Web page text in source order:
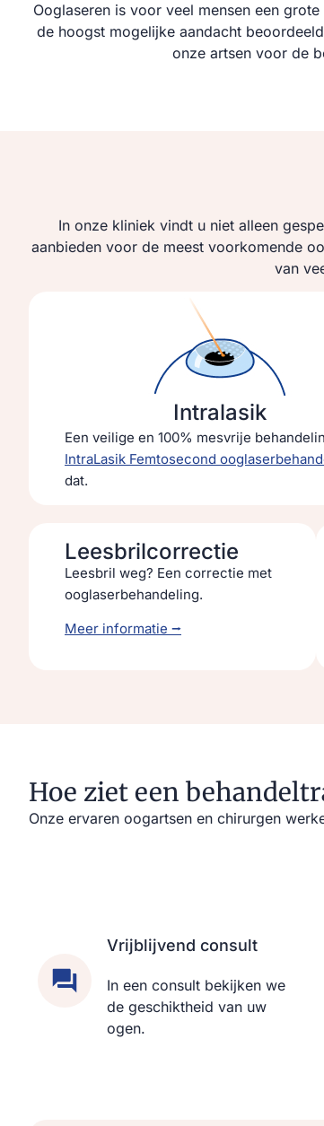
Ooglaseren is voor veel mensen een
de hoogst mogelijke aandacht
onze artsen voor de
In onze kliniek vindt u niet alleen
aanbieden voor de meest voorkomende
van
Intralasik
Een veilige en 100% mesvrije
IntraLasik Femtosecond
dat.
Leesbrilcorrectie
Leesbril weg? Een correctie met
ooglaserbehandeling.
Meer informatie ⭢
Hoe ziet een
Onze ervaren oogartsen en chirurgen
Vrijblijvend consult
In een consult bekijken we
de geschiktheid van uw
ogen.